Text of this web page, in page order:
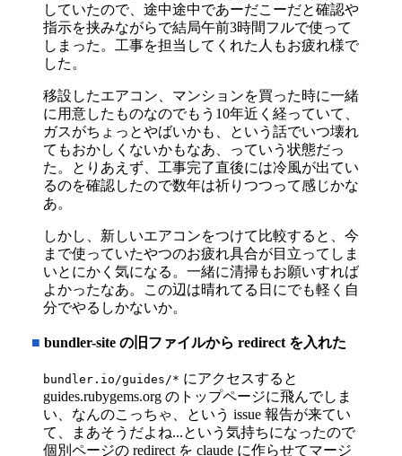
していたので、途中途中であーだこーだと確認や
指示を挟みながらで結局午前3時間フルで使って
しまった。工事を担当してくれた人もお疲れ様で
した。
移設したエアコン、マンションを買った時に一緒
に用意したものなのでもう10年近く経っていて、
ガスがちょっとやばいかも、という話でいつ壊れ
てもおかしくないかもなあ、っていう状態だっ
た。とりあえず、工事完了直後には冷風が出てい
るのを確認したので数年は祈りつつって感じかな
あ。
しかし、新しいエアコンをつけて比較すると、今
まで使っていたやつのお疲れ具合が目立ってしま
いとにかく気になる。一緒に清掃もお願いすれば
よかったなあ。この辺は晴れてる日にでも軽く自
分でやるしかないか。
■ bundler-site の旧ファイルから redirect を入れた
bundler.io/guides/* にアクセスすると
guides.rubygems.org のトップページに飛んでしま
い、なんのこっちゃ、という issue 報告が来てい
て、まあそうだよね...という気持ちになったので
個別ページの redirect を claude に作らせてマージ